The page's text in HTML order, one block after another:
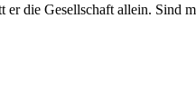
er die Gesellschaft allein. Sind